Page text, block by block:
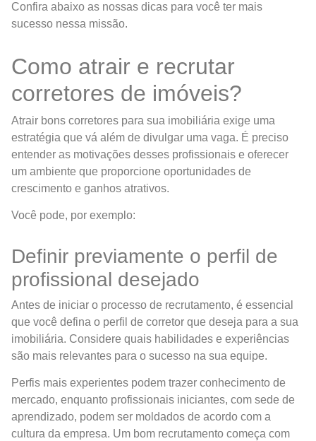
Confira abaixo as nossas dicas para você ter mais
sucesso nessa missão.
Como atrair e recrutar
corretores de imóveis?
Atrair bons corretores para sua imobiliária exige uma
estratégia que vá além de divulgar uma vaga. É preciso
entender as motivações desses profissionais e oferecer
um ambiente que proporcione oportunidades de
crescimento e ganhos atrativos.
Você pode, por exemplo:
Definir previamente o perfil de
profissional desejado
Antes de iniciar o processo de recrutamento, é essencial
que você defina o perfil de corretor que deseja para a sua
imobiliária. Considere quais habilidades e experiências
são mais relevantes para o sucesso na sua equipe.
Perfis mais experientes podem trazer conhecimento de
mercado, enquanto profissionais iniciantes, com sede de
aprendizado, podem ser moldados de acordo com a
cultura da empresa. Um bom recrutamento começa com